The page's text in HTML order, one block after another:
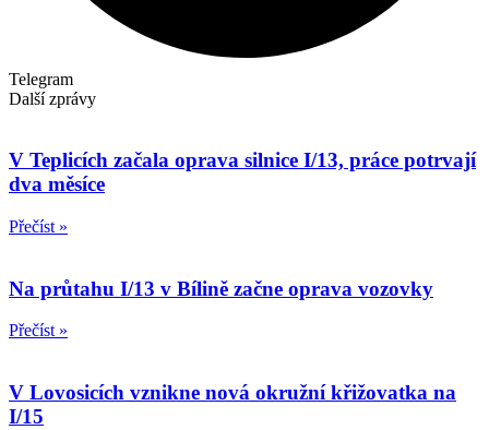
Telegram
Další zprávy
V Teplicích začala oprava silnice I/13, práce potrvají
dva měsíce
Přečíst »
Na průtahu I/13 v Bílině začne oprava vozovky
Přečíst »
V Lovosicích vznikne nová okružní křižovatka na
I/15